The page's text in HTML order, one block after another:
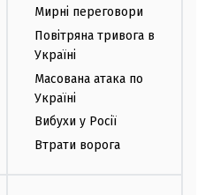
Мирні переговори
Повітряна тривога в
Україні
Масована атака по
Україні
Вибухи у Росії
Втрати ворога